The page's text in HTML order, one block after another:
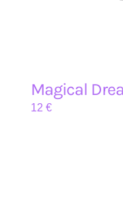
Magical
12 €